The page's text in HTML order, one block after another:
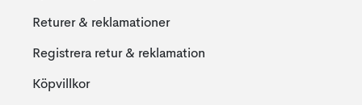
Returer & reklamationer
Registrera retur & reklamation
Köpvillkor